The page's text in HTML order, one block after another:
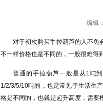
编辑
对于初次购买手拉葫芦的人不免
不一样价格也是不同的，一般很难得
普通的手拉葫芦一般是从1吨
1/2/3/5/10吨的，也是常见于生活生
格是不同的，也就是起升高度，需要